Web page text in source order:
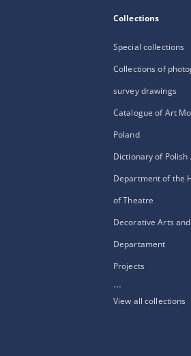
Collections
Special collections
Collections of
survey drawings
Catalogue of Art
Poland
Dictionary of Polish
Department of the
of Theatre
Decorative Arts
Departament
Projects
...
View all collections